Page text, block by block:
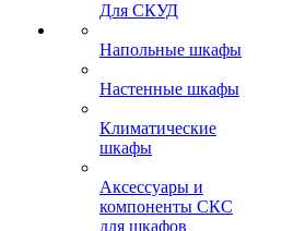
Для СКУД
Напольные шкафы
Настенные шкафы
Климатические
шкафы
Аксессуары и
компоненты СКС
для шкафов